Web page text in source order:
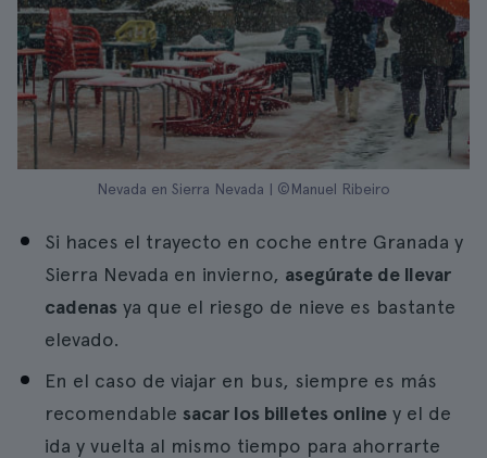
Nevada en Sierra Nevada | ©Manuel Ribeiro
Si haces el trayecto en coche entre Granada y
Sierra Nevada en invierno, asegúrate de llevar
cadenas ya que el riesgo de nieve es bastante
elevado.
En el caso de viajar en bus, siempre es más
recomendable sacar los billetes online y el de
ida y vuelta al mismo tiempo para ahorrarte